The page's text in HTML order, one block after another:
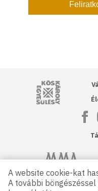
Kós Károly
Magyar
A website cookie-kat
A további